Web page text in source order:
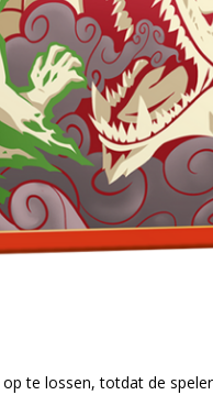
te lossen, totdat de